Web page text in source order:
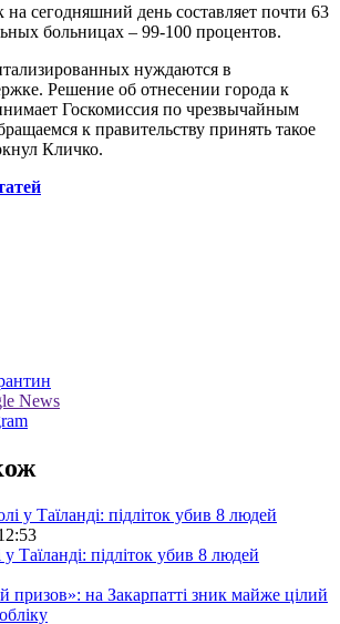
на сегодняшний день составляет почти 63
больницах – 99-100 процентов.
нуждаются в
Решение об отнесении города к
Госкомиссия по чрезвычайным
к правительству принять такое
Кличко.
News
Таїланді: підліток убив 8 людей